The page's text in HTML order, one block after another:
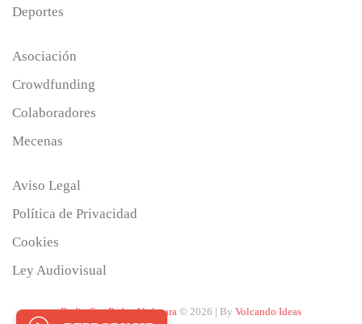
Deportes
Asociación
Crowdfunding
Colaboradores
Mecenas
Aviso Legal
Política de Privacidad
Cookies
Ley Audiovisual
Radio San Pedro Alcántara © 2026 | By Volcando Ideas